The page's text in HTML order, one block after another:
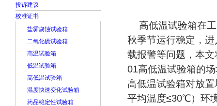
投诉建议
校准证书
盐雾腐蚀试验箱
二氧化硫试验箱
高温试验箱
低温试验箱
高低温试验箱
温度快速变化试验箱
药品稳定性试验箱
高低温试验箱在工
秋季节运行稳定，
载报警等问题，本
01高低温试验箱的
高低温试验箱对放
平均温度≤30℃）环